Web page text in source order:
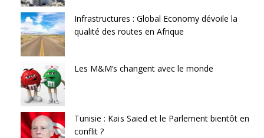
Infrastructures : Global Economy dévoile la
qualité des routes en Afrique
Les M&M’s changent avec le monde
Tunisie : Kaïs Saied et le Parlement bientôt en
conflit ?